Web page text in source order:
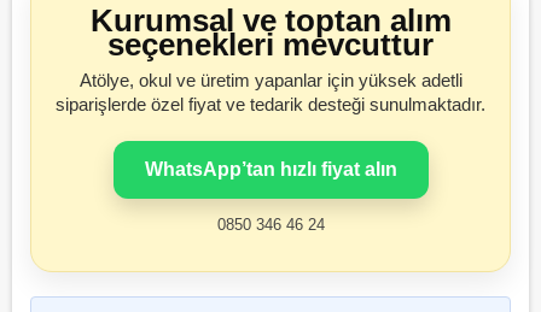
Kurumsal ve toptan alım
seçenekleri mevcuttur
Atölye, okul ve üretim yapanlar için yüksek adetli
siparişlerde özel fiyat ve tedarik desteği sunulmaktadır.
WhatsApp’tan hızlı fiyat alın
0850 346 46 24